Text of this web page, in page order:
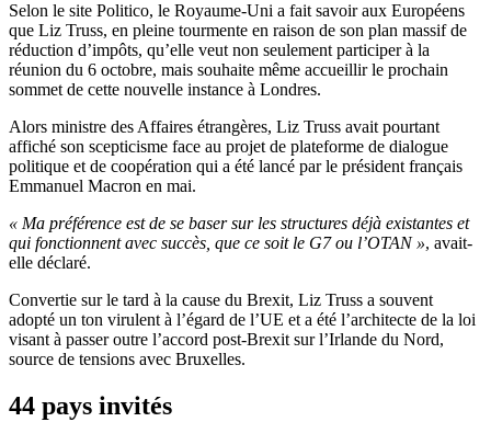
Selon le site Politico, le Royaume-Uni a fait savoir aux Européens
que Liz Truss, en pleine tourmente en raison de son plan massif de
réduction d’impôts, qu’elle veut non seulement participer à la
réunion du 6 octobre, mais souhaite même accueillir le prochain
sommet de cette nouvelle instance à Londres.
Alors ministre des Affaires étrangères, Liz Truss avait pourtant
affiché son scepticisme face au projet de plateforme de dialogue
politique et de coopération qui a été lancé par le président français
Emmanuel Macron en mai.
« Ma préférence est de se baser sur les structures déjà existantes et
qui fonctionnent avec succès, que ce soit le G7 ou l’OTAN », avait-
elle déclaré.
Convertie sur le tard à la cause du Brexit, Liz Truss a souvent
adopté un ton virulent à l’égard de l’UE et a été l’architecte de la loi
visant à passer outre l’accord post-Brexit sur l’Irlande du Nord,
source de tensions avec Bruxelles.
44 pays invités